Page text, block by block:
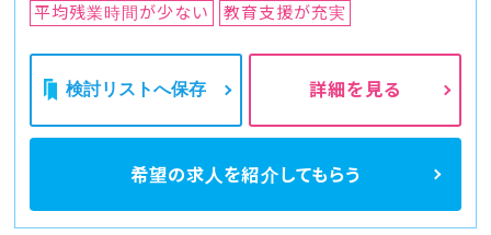
平均残業時間が少ない 教育支援が充実
検討リストへ保存 詳細を見る
希望の求人を紹介してもらう